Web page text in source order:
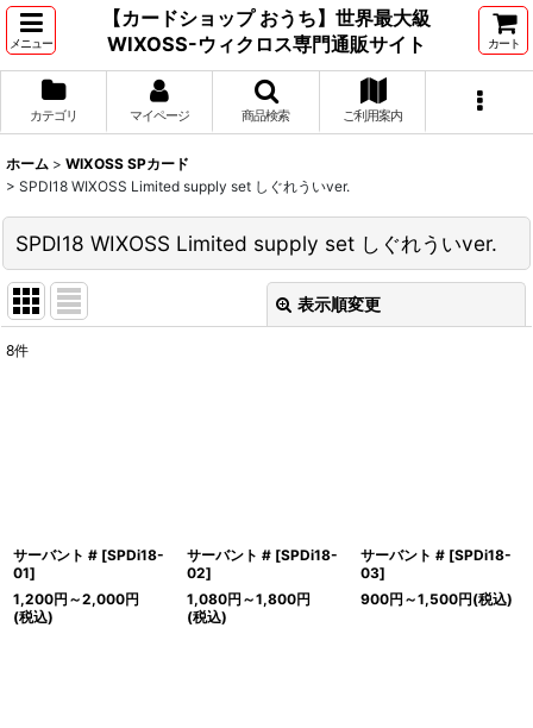
メニュー
【カードショップ おうち】世界最大級
WIXOSS-ウィクロス専門通販サイト
カート
カテゴリ マイページ 商品検索 ご利用案内
ホーム > WIXOSS SPカード
> SPDI18 WIXOSS Limited supply set しぐれういver.
SPDI18 WIXOSS Limited supply set しぐれういver.
表示順変更
8件
サーバント # [SPDi18-
01]
1,200円 ～2,000円
(税込)
サーバント # [SPDi18-
02]
1,080円 ～1,800円
(税込)
サーバント # [SPDi18-
03]
900円 ～1,500円(税込)